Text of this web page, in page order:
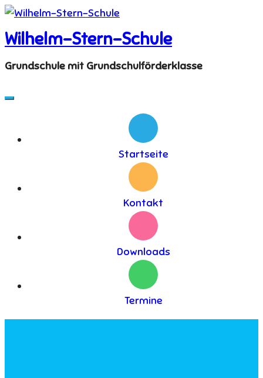
Skip
to
content
Wilhelm-Stern-Schule
Grundschule mit Grundschulförderklasse
Startseite
Kontakt
Downloads
Termine